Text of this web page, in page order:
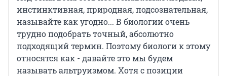
инстинктивная, природная, подсознательная,
называйте как угодно... В биологии очень
трудно подобрать точный, абсолютно
подходящий термин. Поэтому биологи к этому
относятся как - давайте это мы будем
называть альтруизмом. Хотя с позиции